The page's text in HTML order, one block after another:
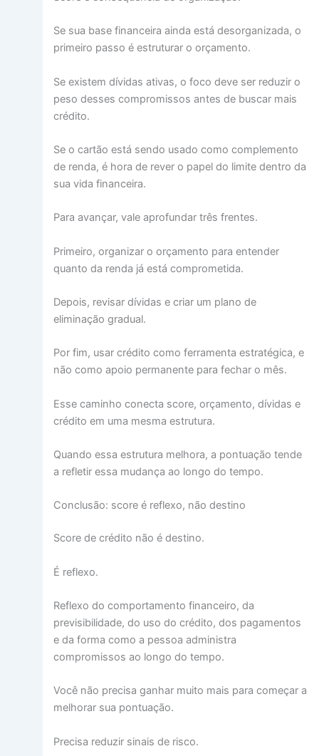
Se sua base financeira ainda está desorganizada, o
primeiro passo é estruturar o orçamento.
Se existem dívidas ativas, o foco deve ser reduzir o
peso desses compromissos antes de buscar mais
crédito.
Se o cartão está sendo usado como complemento
de renda, é hora de rever o papel do limite dentro da
sua vida financeira.
Para avançar, vale aprofundar três frentes.
Primeiro, organizar o orçamento para entender
quanto da renda já está comprometida.
Depois, revisar dívidas e criar um plano de
eliminação gradual.
Por fim, usar crédito como ferramenta estratégica, e
não como apoio permanente para fechar o mês.
Esse caminho conecta score, orçamento, dívidas e
crédito em uma mesma estrutura.
Quando essa estrutura melhora, a pontuação tende
a refletir essa mudança ao longo do tempo.
Conclusão: score é reflexo, não destino
Score de crédito não é destino.
É reflexo.
Reflexo do comportamento financeiro, da
previsibilidade, do uso do crédito, dos pagamentos
e da forma como a pessoa administra
compromissos ao longo do tempo.
Você não precisa ganhar muito mais para começar a
melhorar sua pontuação.
Precisa reduzir sinais de risco.